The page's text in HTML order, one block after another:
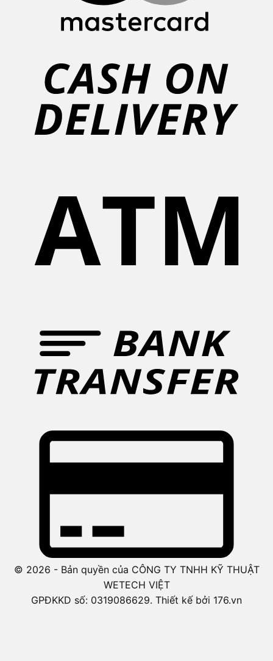
© 2026 - Bản quyền của CÔNG TY TNHH KỸ THUẬT
WETECH VIỆT
GPĐKKD số: 0319086629. Thiết kế bởi 176.vn